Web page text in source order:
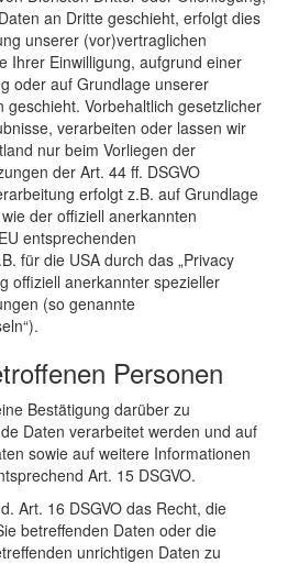
an Dritte geschieht, erfolgt dies
unserer (vor)vertraglichen
Ihrer Einwilligung, aufgrund einer
oder auf Grundlage unserer
Vorbehaltlich gesetzlicher
verarbeiten oder lassen wir
nur beim Vorliegen der
der Art. 44 ff. DSGVO
erfolgt z.B. auf Grundlage
der offiziell anerkannten
entsprechenden
für die USA durch das „Privacy
offiziell anerkannter spezieller
(so genannte
Personen
Bestätigung darüber zu
Daten verarbeitet werden und auf
sowie auf weitere Informationen
Art. 15 DSGVO.
Art. 16 DSGVO das Recht, die
betreffenden Daten oder die
unrichtigen Daten zu